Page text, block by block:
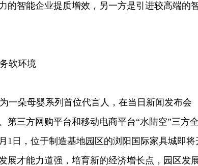
的智能企业提质增效，另一方是引进较高端的
软环境
一朵母婴系列首位代言人，在当日新闻发布会
第三方网购平台和移动电商平台“水陆空”三方全
1日，位于制造基地园区的浏阳国际家具城即将
才能力道强，培育新的经济增长点，园区发